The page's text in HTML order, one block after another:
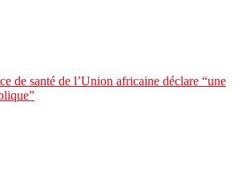
de santé de l’Union africaine déclare “une